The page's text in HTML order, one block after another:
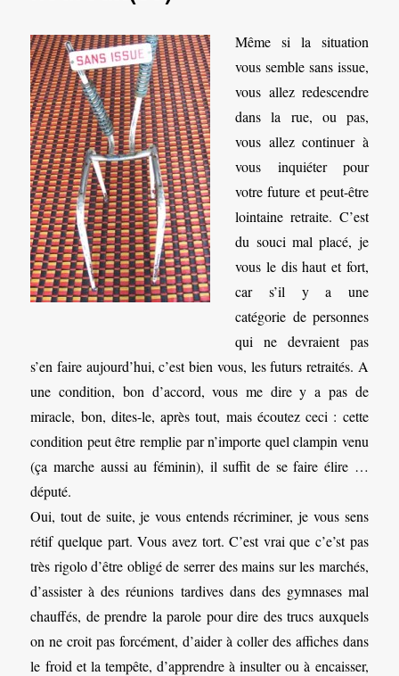
Même si la situation
vous semble sans issue,
vous allez redescendre
dans la rue, ou pas,
vous allez continuer à
vous inquiéter pour
votre future et peut-être
lointaine retraite. C’est
du souci mal placé, je
vous le dis haut et fort,
car s’il y a une
catégorie de personnes
qui ne devraient pas
s’en faire aujourd’hui, c’est bien vous, les futurs retraités. A
une condition, bon d’accord, vous me dire y a pas de
miracle, bon, dites-le, après tout, mais écoutez ceci : cette
condition peut être remplie par n’importe quel clampin venu
(ça marche aussi au féminin), il suffit de se faire élire …
député.
Oui, tout de suite, je vous entends récriminer, je vous sens
rétif quelque part. Vous avez tort. C’est vrai que c’e’st pas
très rigolo d’être obligé de serrer des mains sur les marchés,
d’assister à des réunions tardives dans des gymnases mal
chauffés, de prendre la parole pour dire des trucs auxquels
on ne croit pas forcément, d’aider à coller des affiches dans
le froid et la tempête, d’apprendre à insulter ou à encaisser,